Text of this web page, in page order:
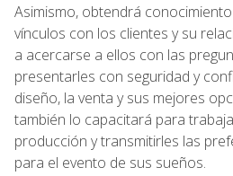
Asimismo, obtendrá
vínculos con los clientes y su
a acercarse a ellos con las
presentarles con seguridad y
diseño, la venta y sus mejores
también lo capacitará para
producción y transmitirles las
para el evento de sus sueños.